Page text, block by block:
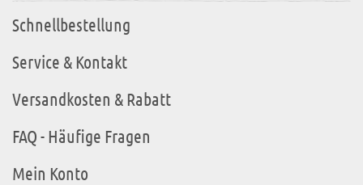
Schnellbestellung
Service & Kontakt
Versandkosten & Rabatt
FAQ - Häufige Fragen
Mein Konto